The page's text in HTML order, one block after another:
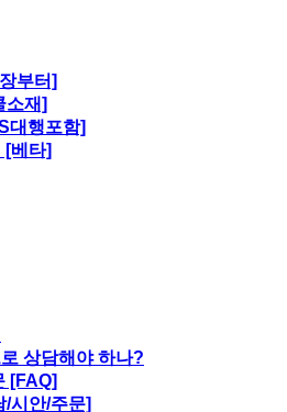
부터]
소재]
대행포함]
[베타]
상담해야 하나?
[FAQ]
/시안/주문]